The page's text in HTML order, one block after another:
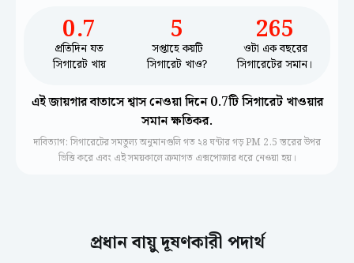
0.7
প্রতিদিন যত
সিগারেট খায়
5
সপ্তাহে কয়টি
সিগারেট খাও?
265
ওটা এক বছরের
সিগারেটের সমান।
এই জায়গার বাতাসে শ্বাস নেওয়া দিনে 0.7টি সিগারেট খাওয়ার
সমান ক্ষতিকর.
দাবিত্যাগ: সিগারেটের সমতুল্য অনুমানগুলি গত ২৪ ঘন্টার গড় PM 2.5 স্তরের উপর
ভিত্তি করে এবং এই সময়কালে ক্রমাগত এক্সপোজার ধরে নেওয়া হয়।
প্রধান বায়ু দূষণকারী পদার্থ